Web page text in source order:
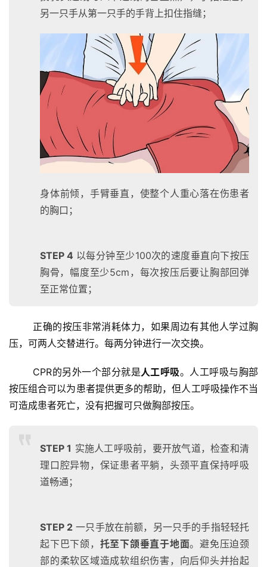
另一只手从第一只手的手背上扣住指缝；
身体前倾，手臂垂直，使整个人重心落在伤患者
的胸口；
STEP 4 以每分钟至少100次的速度垂直向下按压
胸骨，幅度至少5cm，每次按压后要让胸部回弹
至正常位置；
压，可两人交替进行。每两分钟进行一次交换。
	CPR的另外一个部分就是
人工呼吸。人工呼吸与胸部
按压组合可以为患者提供更多的帮助，但人工呼吸操作不当
可造成患者死亡，没有把握可只做胸部按压。
STEP 1 实施人工呼吸前，要开放气道，检查和清
理口腔异物， 保证患者平躺，头颈平直保持呼吸
道畅通；
STEP 2 一只手放在前额，另一只手的手指轻轻托
起下巴下颌， 托至下颌垂直于地面。避免压迫颈
部的柔软区域造成软组织伤害，向后仰头并抬起